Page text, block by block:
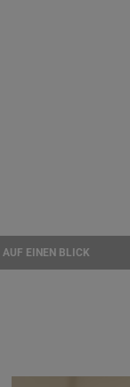
AUF EINEN BLICK